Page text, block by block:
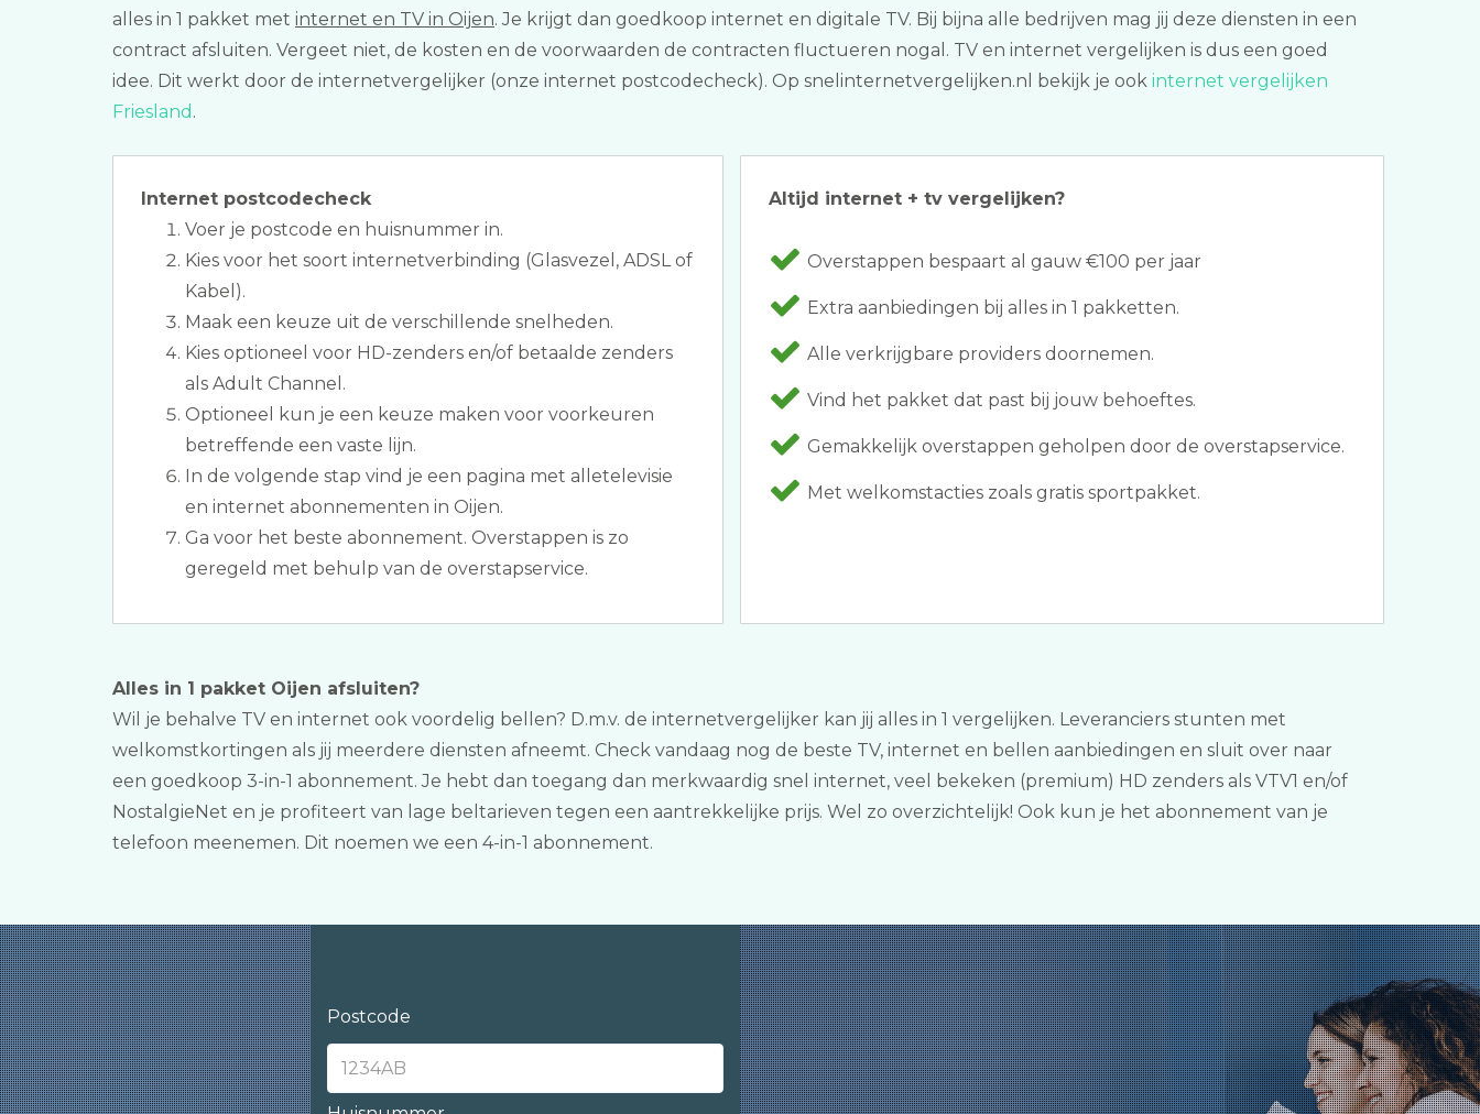
alles in 1 pakket met internet en TV in Oijen. Je krijgt dan goedkoop internet en digitale TV. Bij bijna alle bedrijven mag jij deze diensten in een
contract afsluiten. Vergeet niet, de kosten en de voorwaarden de contracten fluctueren nogal. TV en internet vergelijken is dus een goed
idee. Dit werkt door de internetvergelijker (onze internet postcodecheck). Op snelinternetvergelijken.nl bekijk je ook internet vergelijken
Friesland .
Internet postcodecheck
Voer je postcode en huisnummer in.
Kies voor het soort internetverbinding (Glasvezel, ADSL of
Kabel).
Maak een keuze uit de verschillende snelheden.
Kies optioneel voor HD-zenders en/of betaalde zenders
als Adult Channel.
Optioneel kun je een keuze maken voor voorkeuren
betreffende een vaste lijn.
In de volgende stap vind je een pagina met alletelevisie
en internet abonnementen in Oijen.
Ga voor het beste abonnement. Overstappen is zo
geregeld met behulp van de overstapservice.
Altijd internet + tv vergelijken?
Overstappen bespaart al gauw €100 per jaar
Extra aanbiedingen bij alles in 1 pakketten.
Alle verkrijgbare providers doornemen.
Vind het pakket dat past bij jouw behoeftes.
Gemakkelijk overstappen geholpen door de overstapservice.
Met welkomstacties zoals gratis sportpakket.
Alles in 1 pakket Oijen afsluiten?
Wil je behalve TV en internet ook voordelig bellen? D.m.v. de internetvergelijker kan jij alles in 1 vergelijken. Leveranciers stunten met
welkomstkortingen als jij meerdere diensten afneemt. Check vandaag nog de beste TV, internet en bellen aanbiedingen en sluit over naar
een goedkoop 3-in-1 abonnement. Je hebt dan toegang dan merkwaardig snel internet, veel bekeken (premium) HD zenders als VTV1 en/of
NostalgieNet en je profiteert van lage beltarieven tegen een aantrekkelijke prijs. Wel zo overzichtelijk! Ook kun je het abonnement van je
telefoon meenemen. Dit noemen we een 4-in-1 abonnement.
Postcode